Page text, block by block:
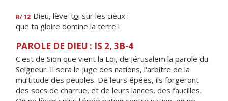
R/ 12 Dieu, lève-toi sur les cieux :
que ta gloire domine la terre !
PAROLE DE DIEU : IS 2, 3B-4
C'est de Sion que vient la Loi, de Jérusalem la parole du
Seigneur. Il sera le juge des nations, l'arbitre de la
multitude des peuples. De leurs épées, ils forgeront
des socs de charrue, et de leurs lances, des faucilles.